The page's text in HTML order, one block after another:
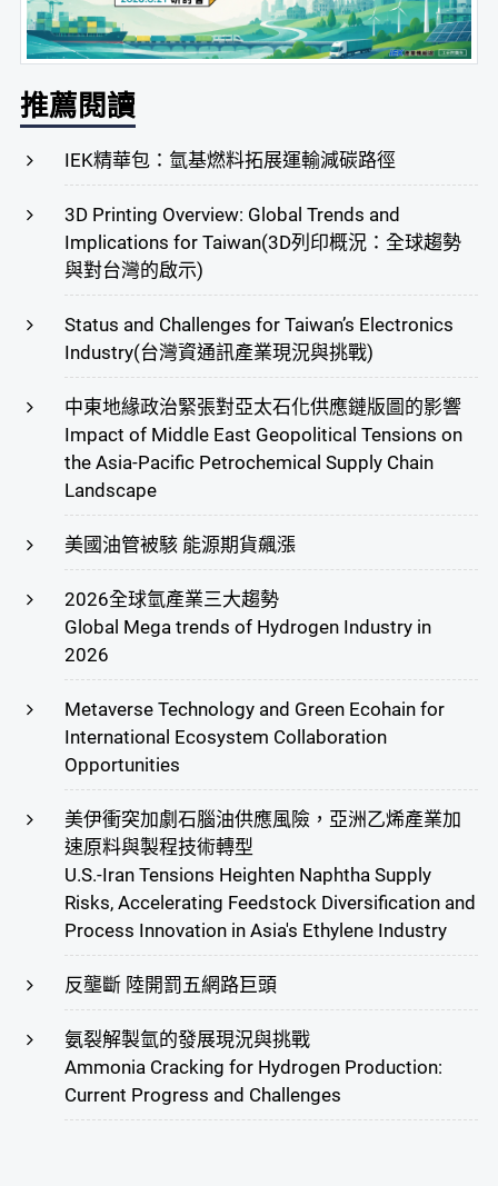
推薦閱讀
IEK精華包：氫基燃料拓展運輸減碳路徑
3D Printing Overview: Global Trends and
Implications for Taiwan(3D列印概況：全球趨勢
與對台灣的啟示)
Status and Challenges for Taiwan’s Electronics
Industry(台灣資通訊產業現況與挑戰)
中東地緣政治緊張對亞太石化供應鏈版圖的影響
Impact of Middle East Geopolitical Tensions on
the Asia-Pacific Petrochemical Supply Chain
Landscape
美國油管被駭 能源期貨飆漲
2026全球氫產業三大趨勢
Global Mega trends of Hydrogen Industry in
2026
Metaverse Technology and Green Ecohain for
International Ecosystem Collaboration
Opportunities
美伊衝突加劇石腦油供應風險，亞洲乙烯產業加
速原料與製程技術轉型
U.S.-Iran Tensions Heighten Naphtha Supply
Risks, Accelerating Feedstock Diversification and
Process Innovation in Asia's Ethylene Industry
反壟斷 陸開罰五網路巨頭
氨裂解製氫的發展現況與挑戰
Ammonia Cracking for Hydrogen Production:
Current Progress and Challenges